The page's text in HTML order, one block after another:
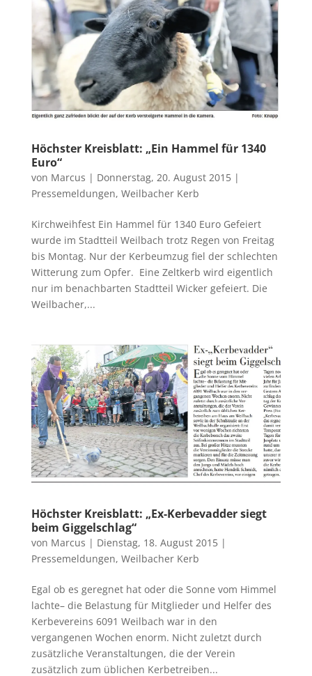
Höchster Kreisblatt: „Ein Hammel für 1340
Euro“
von Marcus | Donnerstag, 20. August 2015|
Pressemeldungen, Weilbacher Kerb
Kirchweihfest Ein Hammel für 1340 Euro Gefeiert
wurde im Stadtteil Weilbach trotz Regen von Freitag
bis Montag. Nur der Kerbeumzug fiel der schlechten
Witterung zum Opfer. Eine Zeltkerb wird eigentlich
nur im benachbarten Stadtteil Wicker gefeiert. Die
Weilbacher,...
Höchster Kreisblatt: „Ex-Kerbevadder siegt
beim Giggelschlag“
von Marcus | Dienstag, 18. August 2015|
Pressemeldungen, Weilbacher Kerb
Egal ob es geregnet hat oder die Sonne vom Himmel
lachte– die Belastung für Mitglieder und Helfer des
Kerbevereins 6091 Weilbach war in den
vergangenen Wochen enorm. Nicht zuletzt durch
zusätzliche Veranstaltungen, die der Verein
zusätzlich zum üblichen Kerbetreiben...